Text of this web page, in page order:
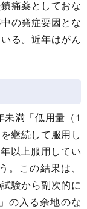
痛薬としておな
の発症要因とな
る。近年はがん
満「低用量（1
継続して服用し
以上服用してい
。この結果は、
験から副次的に
の入る余地のな